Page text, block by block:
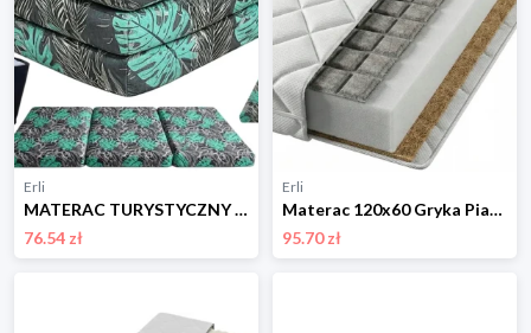
Erli
MATERAC TURYSTYCZNY 120x60 składany PUFA TORBA dla dziecka do ŁÓŻECZKA 120
76.54 zł
Erli
Materac 120x60 Gryka Pianka Kokos Antyalergiczny Zdejmowany Pokrowiec
95.70 zł